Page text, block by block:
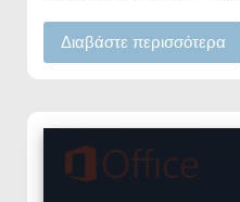
Διαβάστε περισσότερα